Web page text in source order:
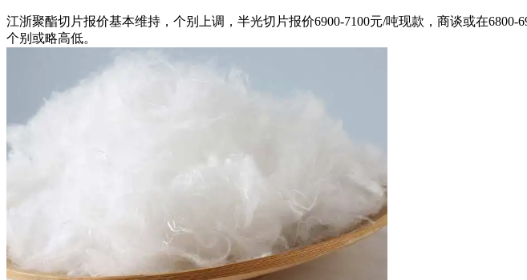
江浙聚酯切片报价基本维持，个别上调，半光切片报价6900-7100元/吨现款，商谈或在
个别或略高低。